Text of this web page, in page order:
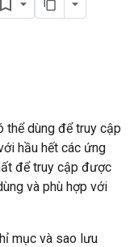
thể dùng để truy cập
hầu hết các ứng
để truy cập được
và phù hợp với
mục và sao lưu